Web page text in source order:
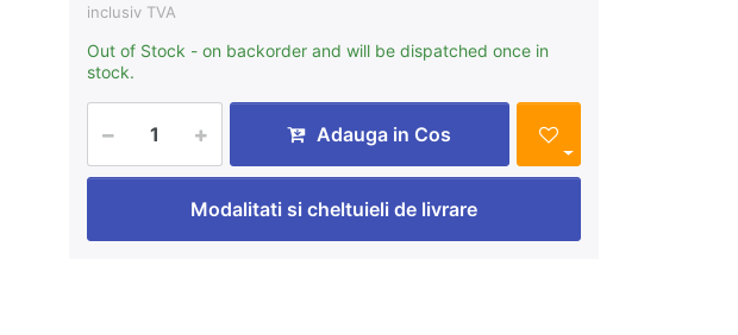
inclusiv TVA
Out of Stock - on backorder and will be dispatched once in
stock.
Adauga in Cos
Modalitati si cheltuieli de livrare